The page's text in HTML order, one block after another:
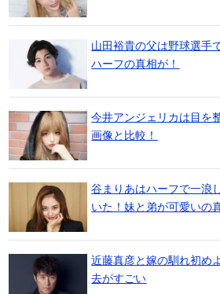
山田裕貴の父は野球選手
ハーフの真相が！
今井アンジェリカは目を
画像と比較！
谷まりあはハーフで一浪
いた！妹と弟が可愛いの
近藤真彦と嫁の馴れ初め
去がすごい